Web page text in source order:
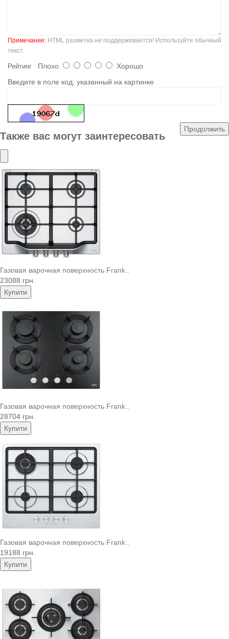
Примечание: HTML разметка не поддерживается! Используйте обычный
текст.
Рейтинг Плохо
Хорошо
Введите в поле код, указанный на картинке
Продолжить
Также вас могут заинтересовать
Газовая варочная поверхность Frank..
23088 грн.
Купити
Газовая варочная поверхность Frank..
28704 грн.
Купити
Газовая варочная поверхность Frank..
19188 грн.
Купити